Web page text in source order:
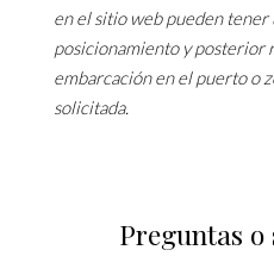
en el sitio web pueden tener
posicionamiento y posterior
embarcación en el puerto o
solicitada.
Preguntas o